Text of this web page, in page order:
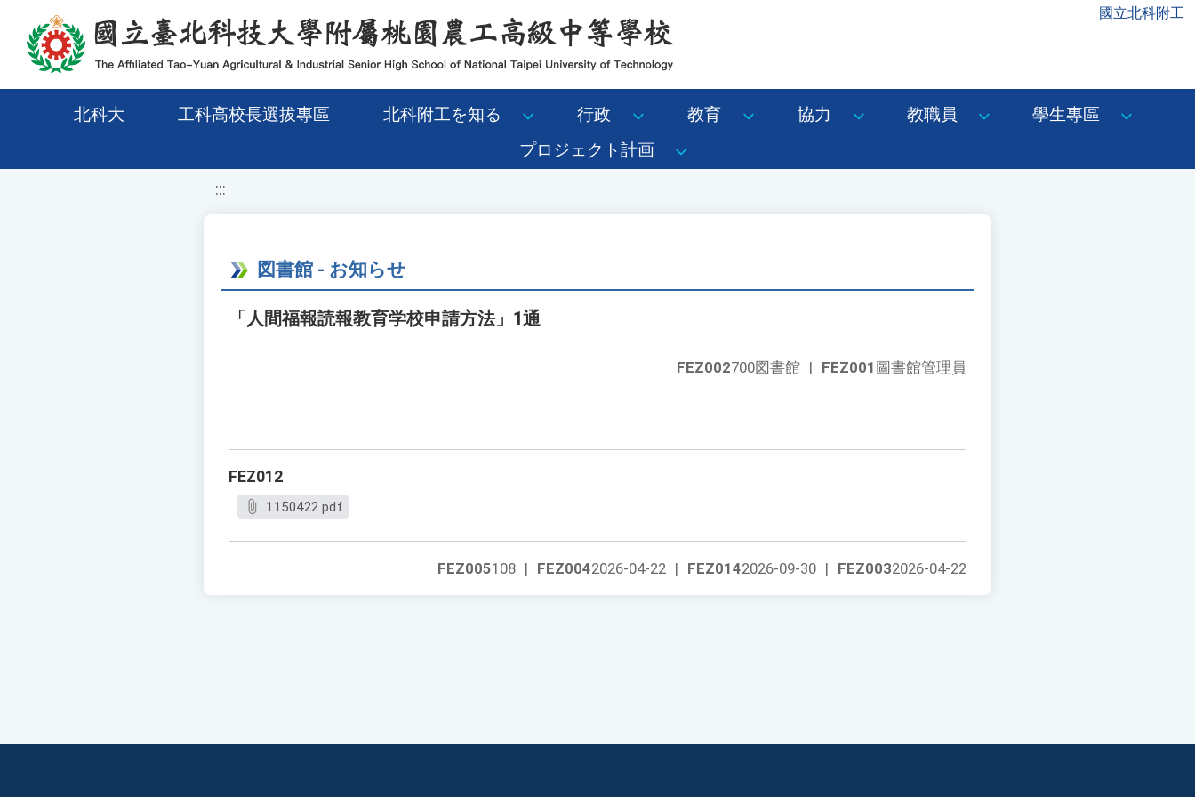
移至網頁之主要內容區位置 國立北科附工
北科大 工科高校長選拔專區 北科附工を知る 行政 教育 協力 教職員
學生專區
プロジェクト計画
:::
図書館 - お知らせ
「人間福報読報教育学校申請方法」1通
FEZ001 圖書館管理員
FEZ002700図書館 |
FEZ012
1150422.pdf
FEZ0032026-04-22
FEZ0142026-09-30 |
FEZ0042026-04-22 |
FEZ005108 |